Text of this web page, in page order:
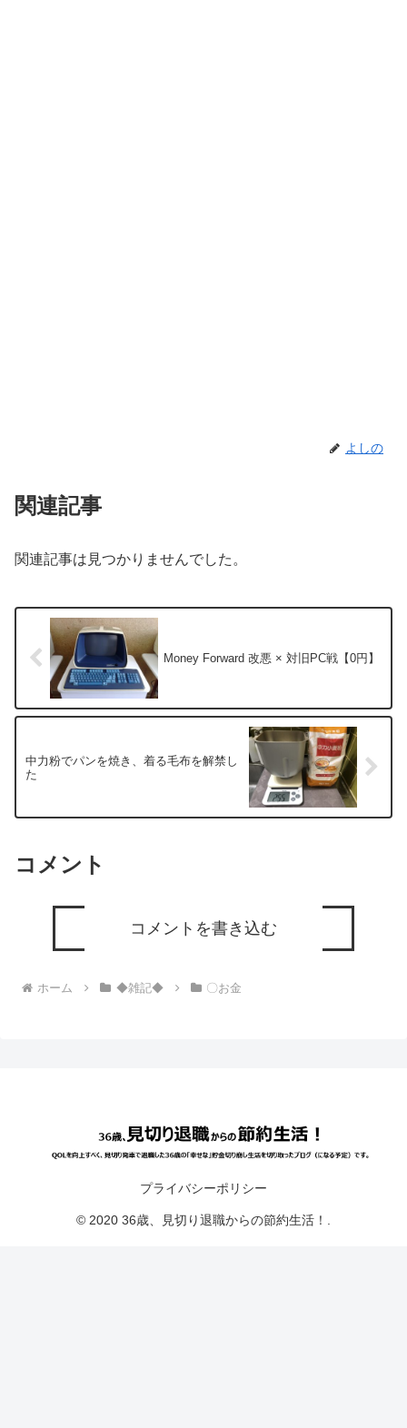
よしの
関連記事
関連記事は見つかりませんでした。
Money Forward 改悪 × 対旧PC戦【0円】
中力粉でパンを焼き、着る毛布を解禁し
た
コメント
コメントを書き込む
ホーム ◆雑記◆ 〇お金
プライバシーポリシー
© 2020 36歳、見切り退職からの節約生活！.